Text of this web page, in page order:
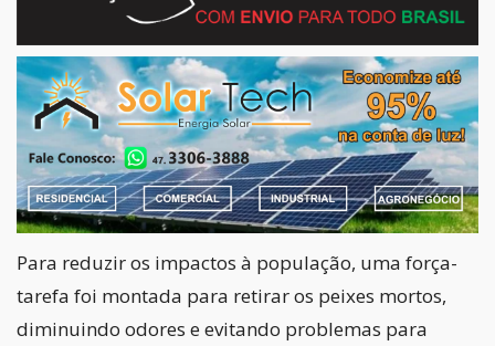
Para reduzir os impactos à população, uma força-
tarefa foi montada para retirar os peixes mortos,
diminuindo odores e evitando problemas para